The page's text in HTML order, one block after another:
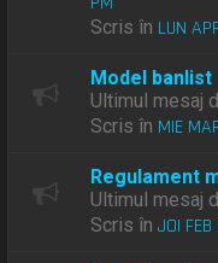
Scris în LUN
Model banlist
Ultimul mesaj
Scris în MIE
Regulament
Ultimul mesaj
Scris înJOI